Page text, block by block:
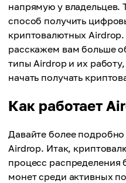
напрямую у владельцев.
способ получить
криптовалютных Аirdrop.
расскажем вам больше
типы Аirdrop и их
начать получать
Как работает
Давайте более
Аirdrop. Итак,
процесс распределения
монет среди активных